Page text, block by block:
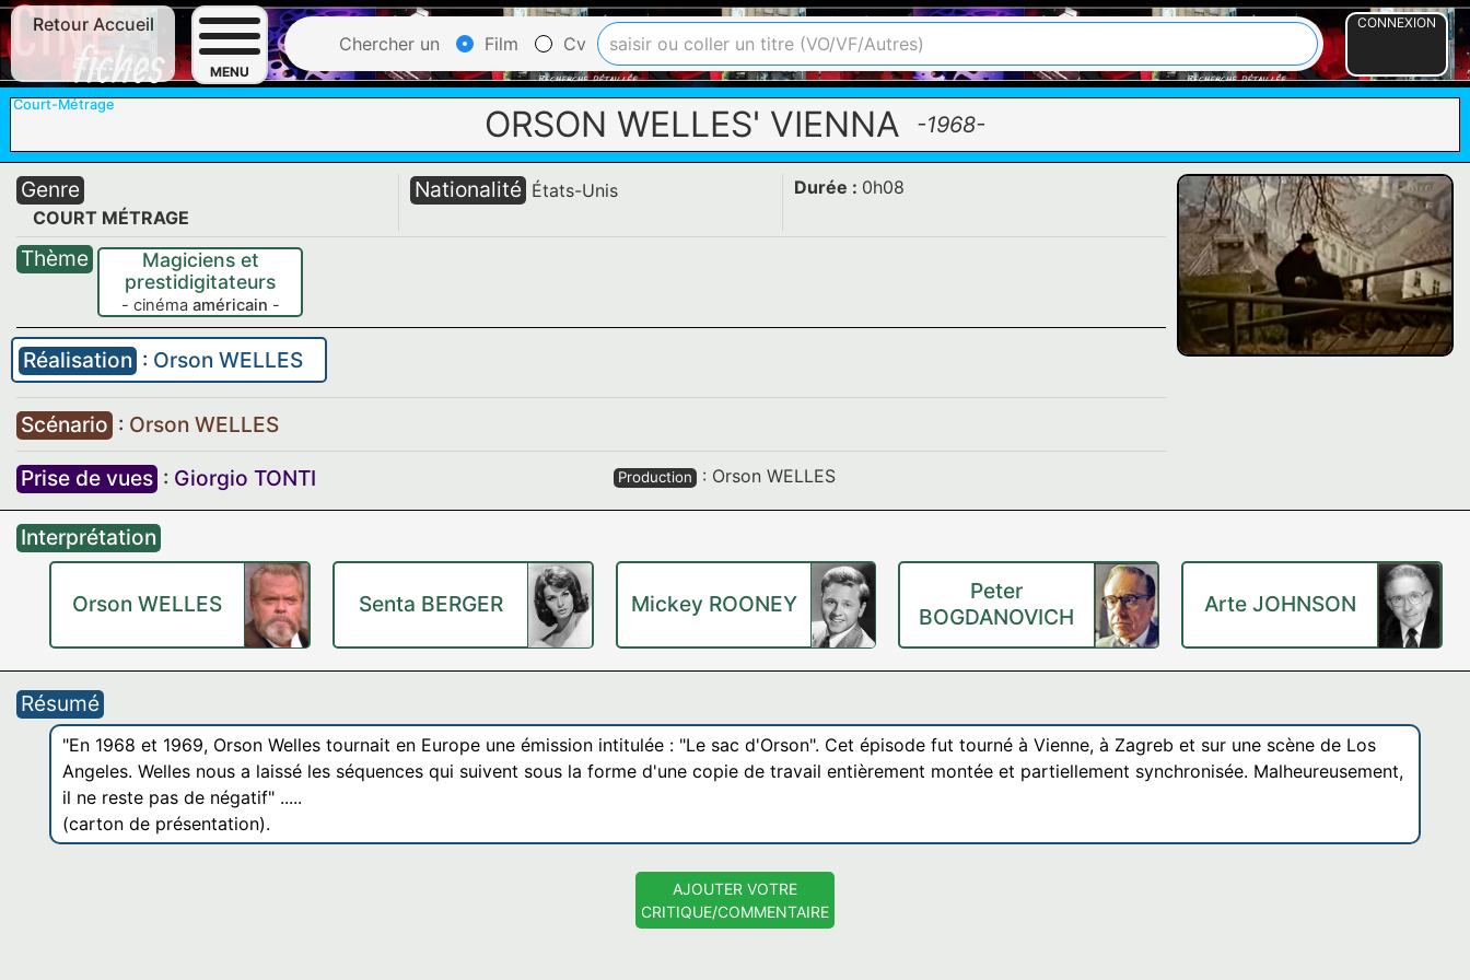
Retour Accueil
MENU
Chercher un Film Cv
CONNEXION
ORSON WELLES' VIENNA -1968-
Court-Métrage
Genre
COURT MÉTRAGE
Nationalité États-Unis Durée : 0h08
Thème
Magiciens et
prestidigitateurs
- cinéma américain -
Réalisation : Orson WELLES
Scénario : Orson WELLES
Prise de vues : Giorgio TONTI Production : Orson WELLES
Interprétation
Orson WELLES Senta BERGER Mickey ROONEY
Peter
BOGDANOVICH
Arte JOHNSON
Résumé
"En 1968 et 1969, Orson Welles tournait en Europe une émission intitulée : "Le sac d'Orson". Cet épisode fut tourné à Vienne, à Zagreb et sur une scène de Los
Angeles. Welles nous a laissé les séquences qui suivent sous la forme d'une copie de travail entièrement montée et partiellement synchronisée. Malheureusement,
il ne reste pas de négatif" .....
(carton de présentation).
AJOUTER VOTRE
CRITIQUE/COMMENTAIRE